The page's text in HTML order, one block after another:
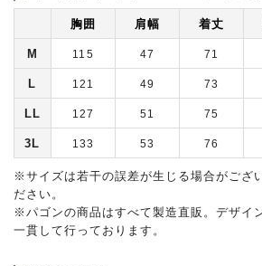
胸囲 肩幅 着丈
M 115 47 71
L 121 49 73
LL 127 51 75
3L 133 53 76
※サイズは若干の誤差が生じる場合がござ
ださい。
※パゴンの商品はすべて製造直販。デザイ
一貫して行っております。